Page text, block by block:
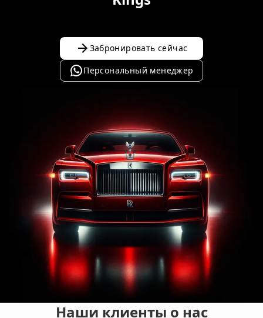
Забронировать сейчас
Персональный менеджер
Наши клиенты о нас